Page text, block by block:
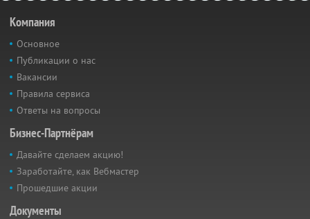
Компания
Основное
Публикации о нас
Вакансии
Правила сервиса
Ответы на вопросы
Бизнес-Партнёрам
Давайте сделаем акцию!
Заработайте, как Вебмастер
Прошедшие акции
Документы